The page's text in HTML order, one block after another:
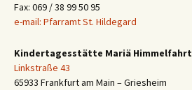
Fax: 069 / 38 99 50 95
e-mail: Pfarramt St. Hildegard
Kindertagesstätte Mariä Himmelfahrt
Linkstraße 43
65933 Frankfurt am Main – Griesheim